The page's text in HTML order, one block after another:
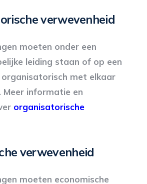
verwevenheid
moeten onder een
leiding staan of op een
met elkaar
Meer informatie en
organisatorische
verwevenheid
moeten economische